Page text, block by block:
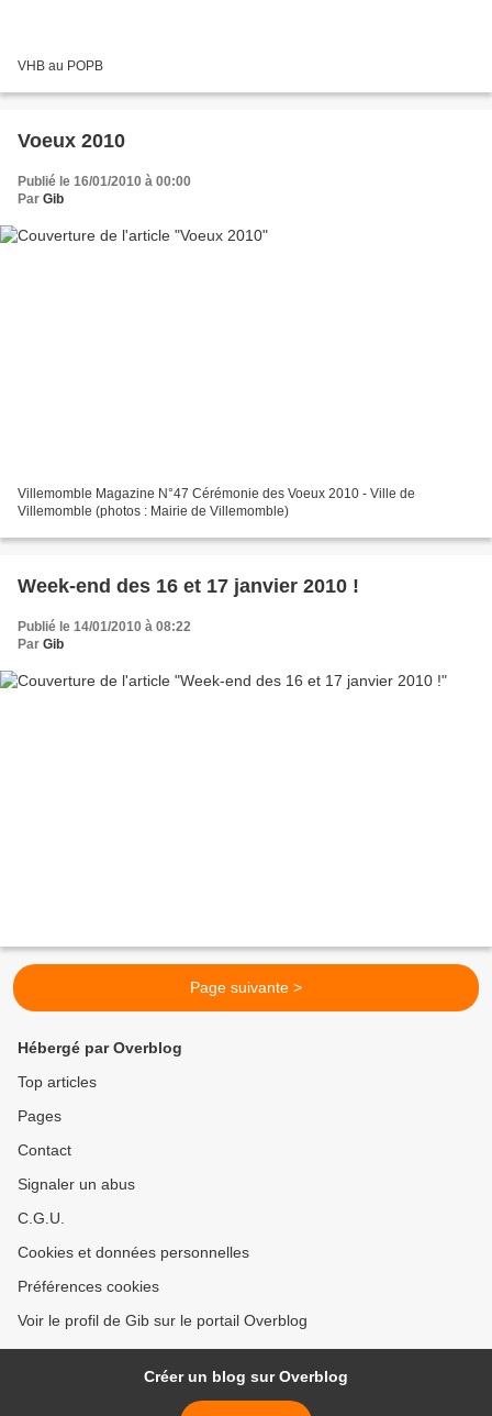
VHB au POPB
Voeux 2010
Publié le 16/01/2010 à 00:00
Par Gib
Villemomble Magazine N°47 Cérémonie des Voeux 2010 - Ville de
Villemomble (photos : Mairie de Villemomble)
Week-end des 16 et 17 janvier 2010 !
Publié le 14/01/2010 à 08:22
Par Gib
Page suivante >
Hébergé par Overblog
Top articles
Pages
Contact
Signaler un abus
C.G.U.
Cookies et données personnelles
Préférences cookies
Voir le profil de Gib sur le portail Overblog
Créer un blog sur Overblog